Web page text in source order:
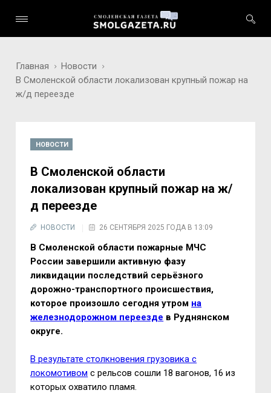
Главная
Новости
В Смоленской области локализован крупный пожар на
ж/д переезде
НОВОСТИ
В Смоленской области
локализован крупный пожар на ж/
д переезде
НОВОСТИ 26 СЕНТЯБРЯ 2025 ГОДА В 13:09
В Смоленской области пожарные МЧС
России завершили активную фазу
ликвидации последствий серьёзного
дорожно-транспортного происшествия,
которое произошло сегодня утром на
железнодорожном переезде в Руднянском
округе.
В результате столкновения грузовика с
локомотивом с рельсов сошли 18 вагонов, 16 из
которых охватило пламя.